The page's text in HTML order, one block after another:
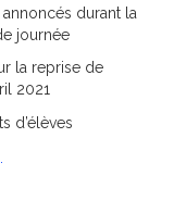
durant la
journée
la reprise de
2021
d’élèves
.